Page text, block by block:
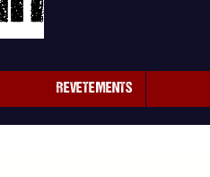
REVETEMENTS